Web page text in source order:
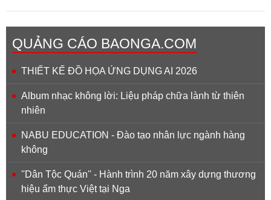
QUẢNG CÁO BAONGA.COM
THIẾT KẾ ĐỒ HỌA ỨNG DỤNG AI 2026
Album nhạc không lời: Liệu pháp chữa lành từ thiên
nhiên
NABU EDUCATION - Đào tạo nhân lực ngành hàng
không
''Dân Tộc Quán'' - Hành trình 20 năm xây dựng thương
hiệu ẩm thực Việt tại Nga